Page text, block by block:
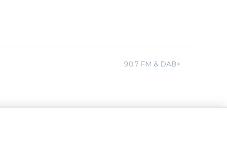
90.7 FM & DAB+